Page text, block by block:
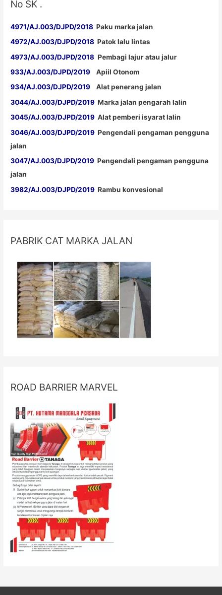
No SK .
4971/AJ.003/DJPD/2018 Paku marka jalan
4972/AJ.003/DJPD/2018 Patok lalu lintas
4973/AJ.003/DJPD/2018 Pembagi lajur atau jalur
933/AJ.003/DJPD/2019 Apiil Otonom
934/AJ.003/DJPD/2019 Alat penerang jalan
3044/AJ.003/DJPD/2019 Marka jalan pengarah lalin
3045/AJ.003/DJPD/2019 Alat pemberi isyarat lalin
3046/AJ.003/DJPD/2019 Pengendali pengaman pengguna
jalan
3047/AJ.003/DJPD/2019 Pengendali pengaman pengguna
jalan
3982/AJ.003/DJPD/2019 Rambu konvesional
PABRIK CAT MARKA JALAN
ROAD BARRIER MARVEL